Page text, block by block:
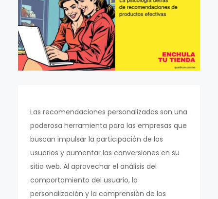
Las recomendaciones personalizadas son una
poderosa herramienta para las empresas que
buscan impulsar la participación de los
usuarios y aumentar las conversiones en su
sitio web. Al aprovechar el análisis del
comportamiento del usuario, la
personalización y la comprensión de los